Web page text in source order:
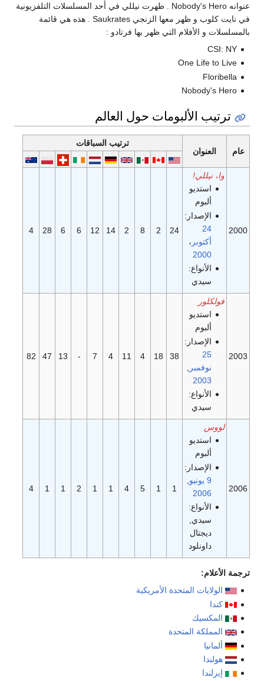
عنوانه Nobody's Hero . ظهرت نيللي في أحد المسلسلات التلفزيونية
في نايت كلوب و ظهر معها الزنجي Saukrates . هذه هي قائمة
بالمسلسلات و الأفلام التي ظهر بها فرتادو :
CSI: NY
One Life to Live
Floribella
Nobody's Hero
ترتيب الألبومات حول العالم
عام العنوان
ترتيب السباقات
2000
وا، نيللي!
استديو
ألبوم
الإصدار:
24
أكتوبر ،
2000
الأنواع:
سيدي
24
2
8
2
14
12
6
6
28
4
2003
فولكلور
استديو
ألبوم
الإصدار:
25
نوفمبر
2003
الأنواع:
سيدي
38
18
4
11
4
7
-
13
47
82
2006
لووس
استديو
ألبوم
الإصدار:
9 يونيو
2006
الأنواع:
سيدي,
ديجتال
داونلود
1
1
5
4
1
1
2
1
1
4
ترجمة الأعلام:
الولايات المتحدة الأمريكية
كندا
المكسيك
المملكة المتحدة
ألمانيا
هولندا
إيرلندا